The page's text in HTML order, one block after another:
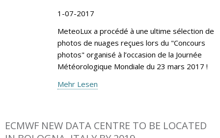
1-07-2017
MeteoLux a procédé à une ultime sélection de
photos de nuages reçues lors du "Concours
photos" organisé à l’occasion de la Journée
Météorologique Mondiale du 23 mars 2017 !
Mehr Lesen
ECMWF NEW DATA CENTRE TO BE LOCATED